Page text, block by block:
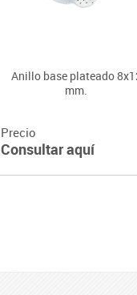
Anillo base plateado
mm.
Precio
Consultar aquí